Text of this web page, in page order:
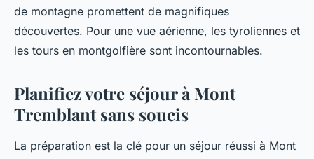
de montagne promettent de magnifiques
découvertes. Pour une vue aérienne, les tyroliennes et
les tours en montgolfière sont incontournables.
Planifiez votre séjour à Mont
Tremblant sans soucis
La préparation est la clé pour un séjour réussi à Mont